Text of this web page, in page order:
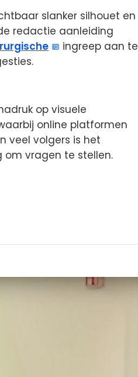
slanker silhouet en
redactie aanleiding
ingreep aan te
op visuele
online platformen
veel volgers is het
om vragen te stellen.